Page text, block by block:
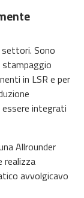
Sono
stampaggio
in LSR e per
integrati
Allrounder
realizza
avvolgicavo